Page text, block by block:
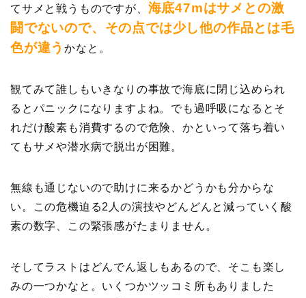
てサメと戦うものですが、 海底47mはサメとの激
闘でないので、その点では少し他の作品とは毛
色が違うかなと。
観てみて誰しもいきなりの事故で海底に閉じ込められ
るとパニックになりますよね。でも過呼吸になるとそ
れだけ酸素も消費するので危険、かといって落ち着い
てもサメや潜水病で脱出が困難。
無線も通じないので助けに来るかどうかも分からな
い。この危機迫る2人の演技やどんどんと減っていく酸
素の数字、この緊張感がたまりません。
そしてラストはどんでん返しもあるので、そこも楽し
みの一つかなと。いくつかツッコミ所もありました